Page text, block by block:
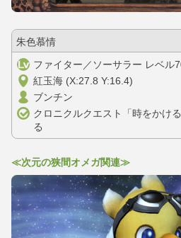
朱色慕情
ファイター／ソーサラー レベル
紅玉海 (X:27.8 Y:16.4)
ブンチン
クロニクルクエスト「時をかけ
る
≪次元の狭間オメガ関連≫